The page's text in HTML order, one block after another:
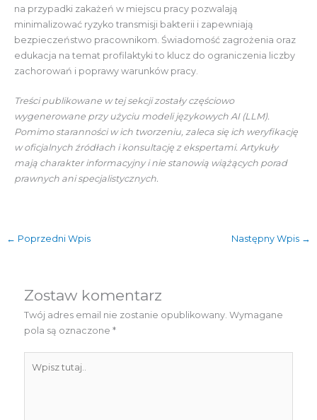
na przypadki zakażeń w miejscu pracy pozwalają
minimalizować ryzyko transmisji bakterii i zapewniają
bezpieczeństwo pracownikom. Świadomość zagrożenia oraz
edukacja na temat profilaktyki to klucz do ograniczenia liczby
zachorowań i poprawy warunków pracy.
Treści publikowane w tej sekcji zostały częściowo
wygenerowane przy użyciu modeli językowych AI (LLM).
Pomimo staranności w ich tworzeniu, zaleca się ich weryfikację
w oficjalnych źródłach i konsultację z ekspertami. Artykuły
mają charakter informacyjny i nie stanowią wiążących porad
prawnych ani specjalistycznych.
← Poprzedni Wpis Następny Wpis →
Zostaw komentarz
Twój adres email nie zostanie opublikowany. Wymagane
pola są oznaczone*
tutaj..